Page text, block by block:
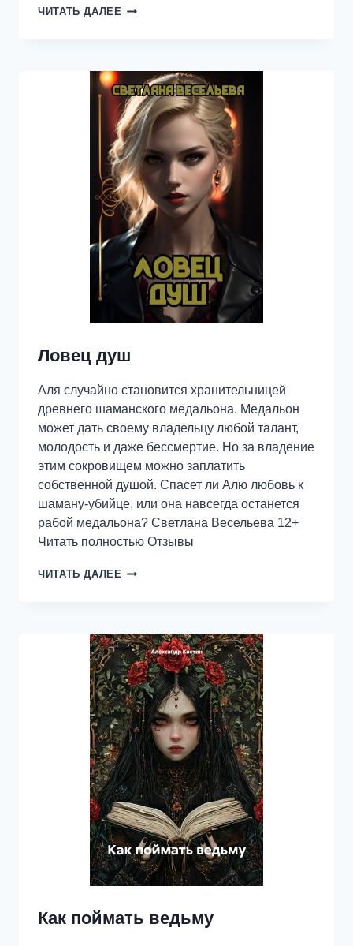
ЧИТАТЬ ДАЛЕЕ ЧЁРНАЯ
Ловец душ
Аля случайно становится хранительницей
древнего шаманского медальона. Медальон
может дать своему владельцу любой талант,
молодость и даже бессмертие. Но за владение
этим сокровищем можно заплатить
собственной душой. Спасет ли Алю любовь к
шаману-убийце, или она навсегда останется
рабой медальона? Светлана Весельева 12+
Читать полностью Отзывы
ЧИТАТЬ ДАЛЕЕ ЛОВЕЦ
Как поймать ведьму